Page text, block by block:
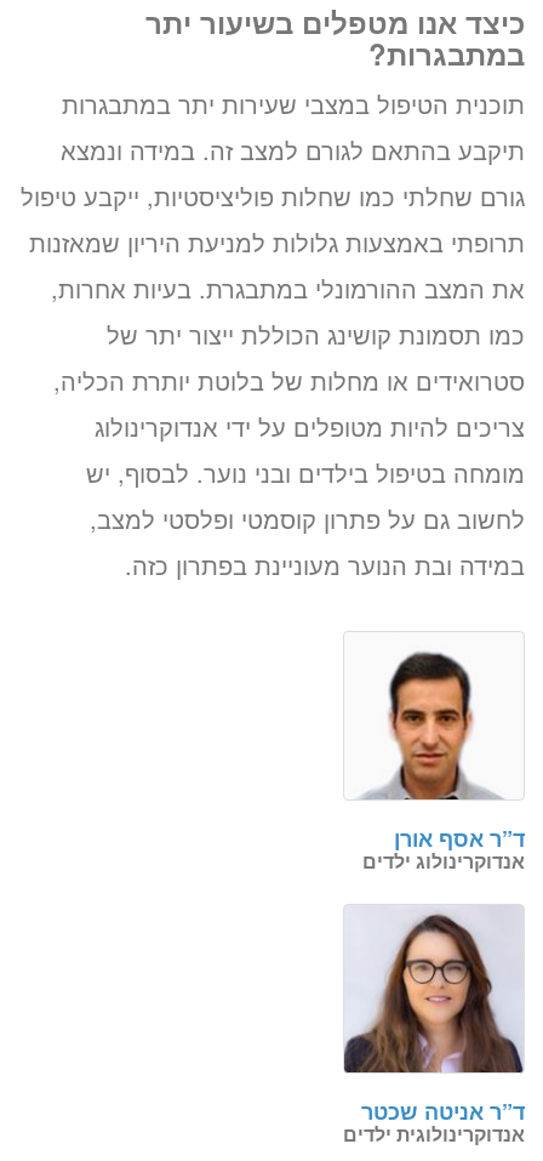
כיצד אנו מטפלים בשיעור יתר
במתבגרות?
תוכנית הטיפול במצבי שעירות יתר במתבגרות
תיקבע בהתאם לגורם למצב זה. במידה ונמצא
גורם שחלתי כמו שחלות פוליציסטיות, ייקבע טיפול
תרופתי באמצעות גלולות למניעת היריון שמאזנות
את המצב ההורמונלי במתבגרת. בעיות אחרות,
כמו תסמונת קושינג הכוללת ייצור יתר של
סטרואידים או מחלות של בלוטת יותרת הכליה,
צריכים להיות מטופלים על ידי אנדוקרינולוג
מומחה בטיפול בילדים ובני נוער. לבסוף, יש
לחשוב גם על פתרון קוסמטי ופלסטי למצב,
במידה ובת הנוער מעוניינת בפתרון כזה.
ד”ר אסף אורן
אנדוקרינולוג ילדים
ד”ר אניטה שכטר
אנדוקרינולוגית ילדים